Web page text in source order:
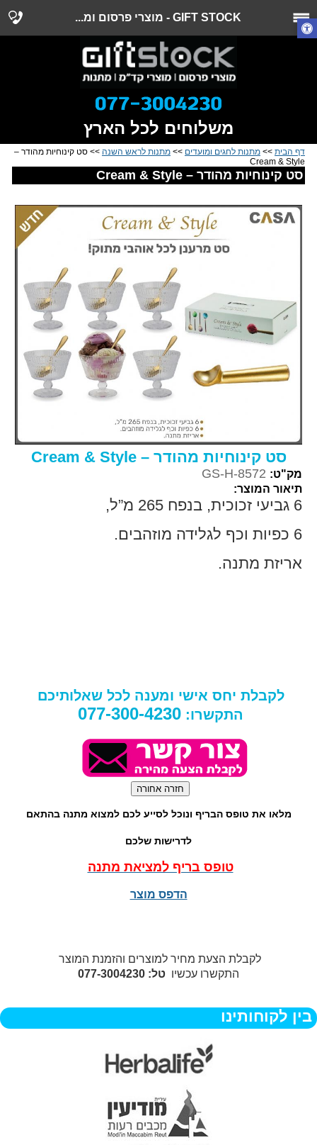
GIFT STOCK - מוצרי פרסום ומ...
משלוחים לכל הארץ
דף הבית >> מתנות לחגים ומועדים >> מתנות לראש השנה >> סט קינוחיות מהודר –
Cream & Style
סט קינוחיות מהודר – Cream & Style
סט קינוחיות מהודר – Cream & Style
מק"ט: GS-H-8572
תיאור המוצר:
6 גביעי זכוכית, בנפח 265 מ”ל,
6 כפיות וכף לגלידה מוזהבים.
אריזת מתנה.
לקבלת יחס אישי ומענה לכל שאלותיכם
התקשרו: 077-300-4230
מלאו את טופס הבריף ונוכל לסייע לכם למצוא מתנה בהתאם
לדרישות שלכם
טופס בריף למציאת מתנה
הדפס מוצר
לקבלת הצעת מחיר למוצרים והזמנת המוצר
התקשרו עכשיו טל: 077-3004230
בין לקוחותינו